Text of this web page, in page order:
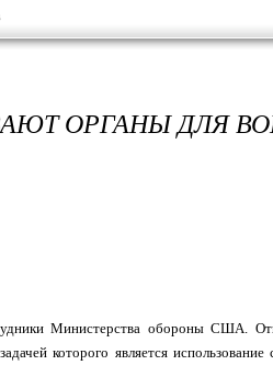
ОРГАНЫ ДЛЯ
Министерства обороны США.
которого является